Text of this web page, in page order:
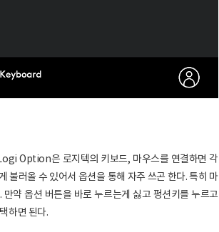
Option은 로지텍의 키보드, 마우스를 연결하면 각
불러올 수 있어서 옵션을 통해 자주 쓰곤 한다. 특히 마
약 옵션 버튼을 바로 누르는게 싫고 펑션키를 누르고
하면 된다.